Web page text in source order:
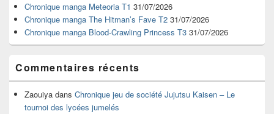
barre
latérale
Chronique manga Meteoria T1 31/07/2026
Chronique manga The Hitman’s Fave T2 31/07/2026
Chronique manga Blood-Crawling Princess T3 31/07/2026
Commentaires récents
Zaouiya dans Chronique jeu de société Jujutsu Kaisen – Le
tournoi des lycées jumelés